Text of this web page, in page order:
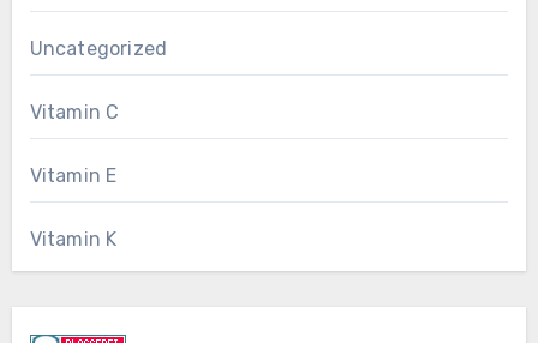
Uncategorized
Vitamin C
Vitamin E
Vitamin K